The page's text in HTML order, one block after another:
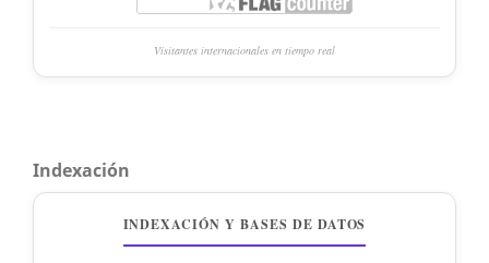
Visitantes internacionales en tiempo real
Indexación
INDEXACIÓN Y BASES DE DATOS